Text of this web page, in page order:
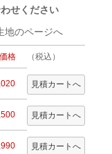
せください
地のページへ
格 （税込）